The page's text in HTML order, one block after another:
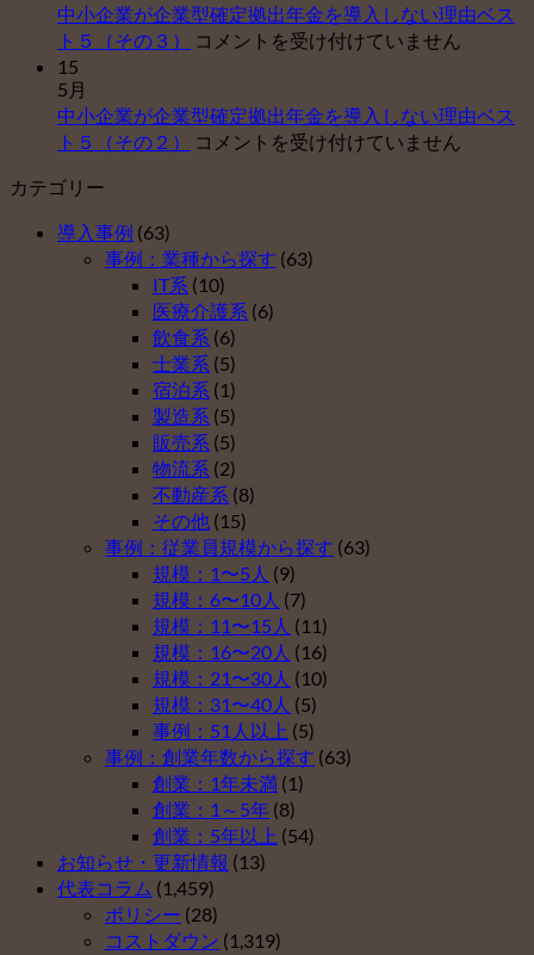
申
ー
業
が
型
確
年
金
を
導
入
し
な
い
理
由
ベ
ス
ト
５
（そ
の
４）
は
中小企業が企業型確定拠出年金を導入しない理由ベス
ト５（その３）
中
業
が
確
定
拠
出
年
金
を
導
入
し
な
い
理
由
ベ
ス
ト
５
（そ
の
３）
は
コメントを受け付けていません
15
5月
中小企業が企業型確定拠出年金を導入しない理由ベス
ト５（その２）
中
企
業
型
確
定
拠
出
年
金
を
導
入
し
な
い
理
由
ベ
ス
ト
５
（そ
の
２）
は
コメントを受け付けていません
カテゴリー
導入事例 (63)
事例：業種から探す (63)
IT系 (10)
医療介護系 (6)
飲食系 (6)
士業系 (5)
宿泊系 (1)
製造系 (5)
販売系 (5)
物流系 (2)
不動産系 (8)
その他 (15)
事例：従業員規模から探す (63)
規模：1〜5人 (9)
規模：6〜10人 (7)
規模：11〜15人 (11)
規模：16〜20人 (16)
規模：21〜30人 (10)
規模：31〜40人 (5)
事例：51人以上 (5)
事例：創業年数から探す (63)
創業：1年未満 (1)
創業：1～5年 (8)
創業：5年以上 (54)
お知らせ・更新情報 (13)
代表コラム (1,459)
ポリシー (28)
コストダウン (1,319)